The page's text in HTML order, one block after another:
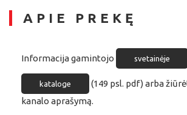
APIE PREKĘ
Informacija gamintojo svetainėje
kataloge
(149 psl. pdf) arba
kanalo aprašymą.